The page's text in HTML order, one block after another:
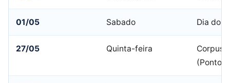
01/05 Sabado Dia do
27/05 Quinta-feira
Corpus
(Ponto